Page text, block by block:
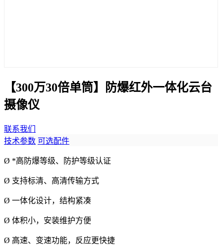
【300万30倍单筒】防爆红外一体化云台
摄像仪
联系我们
技术参数 可选配件
Ø *高防爆等级、防护等级认证
Ø 支持标清、高清传输方式
Ø 一体化设计，结构紧凑
Ø 体积小，安装维护方便
Ø 高速、变速功能，反应更快捷